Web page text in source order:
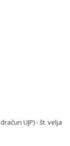
UJP) - št. velja